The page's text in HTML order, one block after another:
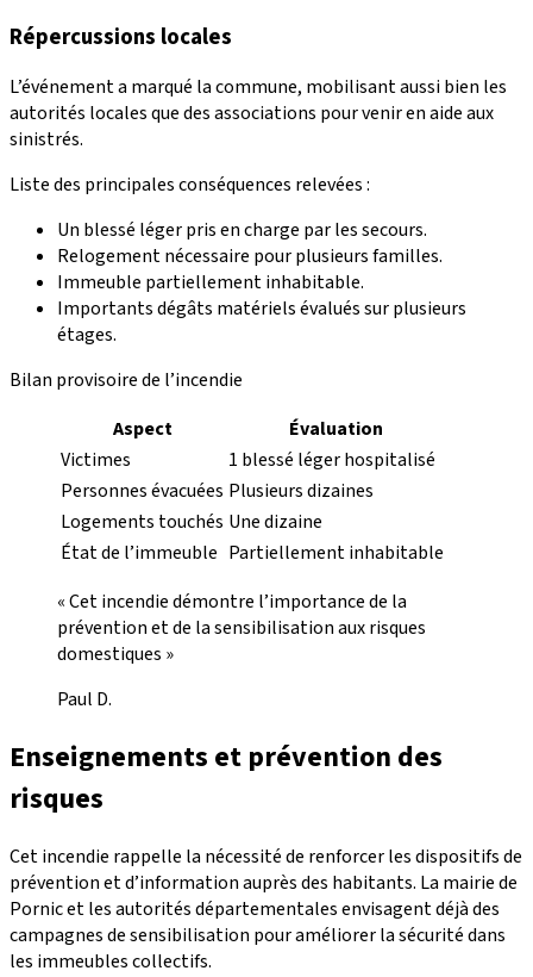
Répercussions locales
L’événement a marqué la commune, mobilisant aussi bien les
autorités locales que des associations pour venir en aide aux
sinistrés.
Liste des principales conséquences relevées :
Un blessé léger pris en charge par les secours.
Relogement nécessaire pour plusieurs familles.
Immeuble partiellement inhabitable.
Importants dégâts matériels évalués sur plusieurs
étages.
Bilan provisoire de l’incendie
Aspect
Évaluation
Victimes
1 blessé léger hospitalisé
Personnes évacuées Plusieurs dizaines
Logements touchés Une dizaine
État de l’immeuble Partiellement inhabitable
« Cet incendie démontre l’importance de la
prévention et de la sensibilisation aux risques
domestiques »
Paul D.
Enseignements et prévention des
risques
Cet incendie rappelle la nécessité de renforcer les dispositifs de
prévention et d’information auprès des habitants. La mairie de
Pornic et les autorités départementales envisagent déjà des
campagnes de sensibilisation pour améliorer la sécurité dans
les immeubles collectifs.